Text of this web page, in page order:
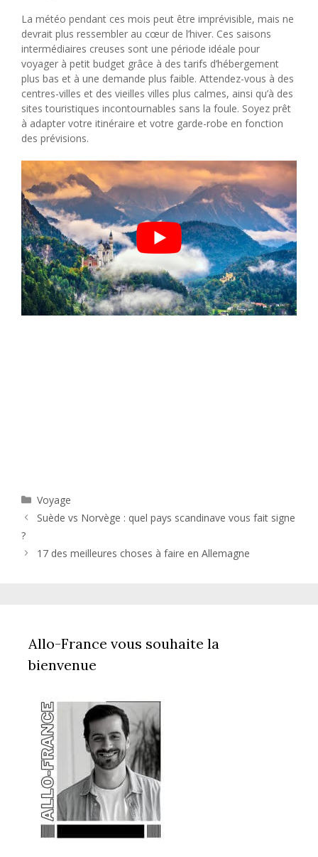
La météo pendant ces mois peut être imprévisible, mais ne
devrait plus ressembler au cœur de l’hiver. Ces saisons
intermédiaires creuses sont une période idéale pour
voyager à petit budget grâce à des tarifs d’hébergement
plus bas et à une demande plus faible. Attendez-vous à des
centres-villes et des vieilles villes plus calmes, ainsi qu’à des
sites touristiques incontournables sans la foule. Soyez prêt
à adapter votre itinéraire et votre garde-robe en fonction
des prévisions.
Catégories
Voyage
Suède vs Norvège : quel pays scandinave vous fait signe
?
17 des meilleures choses à faire en Allemagne
Allo-France vous souhaite la
bienvenue